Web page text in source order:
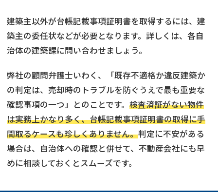
建築主以外が台帳記載事項証明書を取得するには、建
築主の委任状などが必要となります。詳しくは、各自
治体の建築課に問い合わせましょう。
弊社の顧問弁護士いわく、「既存不適格か違反建築か
の判定は、売却時のトラブルを防ぐうえで最も重要な
確認事項の一つ」とのことです。 検査済証がない物件
は実務上かなり多く、台帳記載事項証明書の取得に手
間取るケースも珍しくありません。判定に不安がある
場合は、自治体への確認と併せて、不動産会社にも早
めに相談しておくとスムーズです。